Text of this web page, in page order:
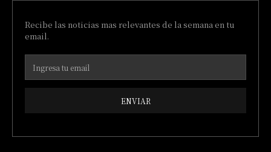
Recibe las noticias mas relevantes de la semana en tu
email.
ENVIAR